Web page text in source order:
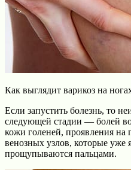
Как выглядит варикоз на
Если запустить болезнь, то
следующей стадии — болей
кожи голеней, проявления на
венозных узлов, которые уже
прощупываются пальцами.